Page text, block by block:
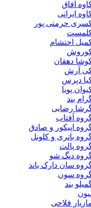
پور
و صادق
و کلونل
شو
باند